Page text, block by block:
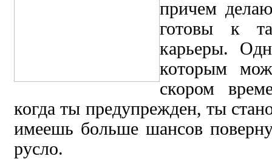
причем
готовы к
карьеры.
которым
скором
когда ты предупрежден, ты
имеешь больше шансов
русло.